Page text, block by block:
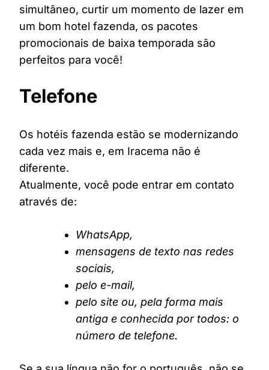
simultâneo, curtir um momento de lazer em
um bom hotel fazenda, os pacotes
promocionais de baixa temporada são
perfeitos para você!
Telefone
Os hotéis fazenda estão se modernizando
cada vez mais e, em Iracema não é
diferente.
Atualmente, você pode entrar em contato
através de:
WhatsApp,
mensagens de texto nas redes
sociais,
pelo e-mail,
pelo site ou, pela forma mais
antiga e conhecida por todos: o
número de telefone.